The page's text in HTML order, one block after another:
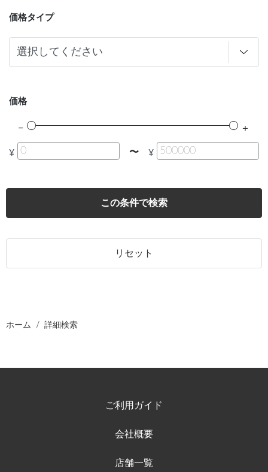
価格タイプ
価格
¥ 〜 ¥
この条件で検索
リセット
ホーム 詳細検索
ご利用ガイド
会社概要
店舗一覧